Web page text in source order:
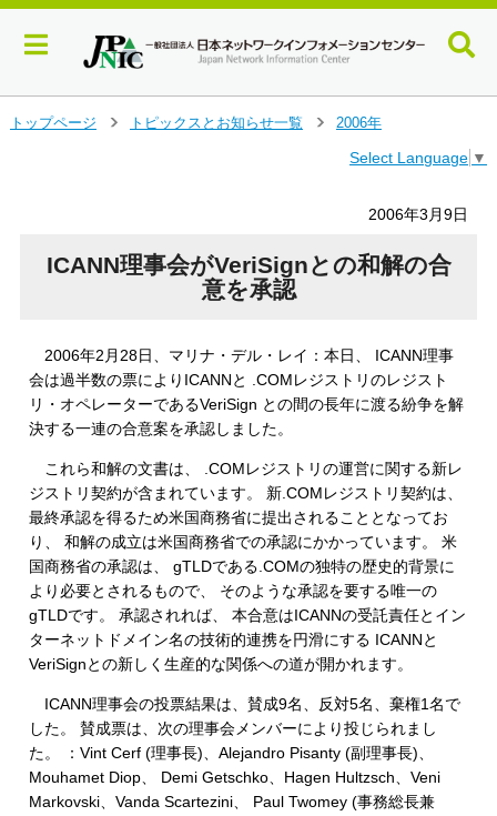
トップページ
トピックスとお知らせ一覧
2006年
Select Language ▼
2006年3月9日
ICANN理事会がVeriSignとの和解の合
意を承認
2006年2月28日、マリナ・デル・レイ：本日、 ICANN理事
会は過半数の票によりICANNと .COMレジストリのレジスト
リ・オペレーターであるVeriSign との間の長年に渡る紛争を解
決する一連の合意案を承認しました。
これら和解の文書は、 .COMレジストリの運営に関する新レ
ジストリ契約が含まれています。 新.COMレジストリ契約は、
最終承認を得るため米国商務省に提出されることとなってお
り、 和解の成立は米国商務省での承認にかかっています。 米
国商務省の承認は、 gTLDである.COMの独特の歴史的背景に
より必要とされるもので、 そのような承認を要する唯一の
gTLDです。 承認されれば、 本合意はICANNの受託責任とイン
ターネットドメイン名の技術的連携を円滑にする ICANNと
VeriSignとの新しく生産的な関係への道が開かれます。
ICANN理事会の投票結果は、賛成9名、反対5名、棄権1名で
した。 賛成票は、次の理事会メンバーにより投じられまし
た。 ：Vint Cerf (理事長)、Alejandro Pisanty (副理事長)、
Mouhamet Diop、 Demi Getschko、Hagen Hultzsch、Veni
Markovski、Vanda Scartezini、 Paul Twomey (事務総長兼